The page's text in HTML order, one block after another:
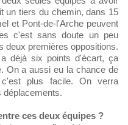
un tiers du chemin, dans 15
et Pont-de-l'Arche peuvent
c'est sans doute un peu
deux premières oppositions.
déjà six points d'écart, ça
On a aussi eu la chance de
plus facile. On verra
déplacements.
ces deux équipes ?